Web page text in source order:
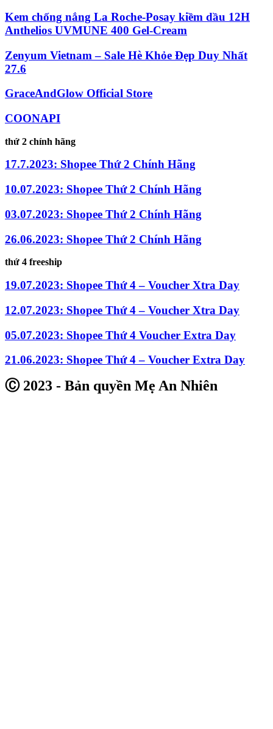
Kem chống nắng La Roche-Posay kiềm dầu 12H
Anthelios UVMUNE 400 Gel-Cream
Zenyum Vietnam – Sale Hè Khỏe Đẹp Duy Nhất
27.6
GraceAndGlow Official Store
COONAPI
thứ 2 chính hãng
17.7.2023: Shopee Thứ 2 Chính Hãng
10.07.2023: Shopee Thứ 2 Chính Hãng
03.07.2023: Shopee Thứ 2 Chính Hãng
26.06.2023: Shopee Thứ 2 Chính Hãng
thứ 4 freeship
19.07.2023: Shopee Thứ 4 – Voucher Xtra Day
12.07.2023: Shopee Thứ 4 – Voucher Xtra Day
05.07.2023: Shopee Thứ 4 Voucher Extra Day
21.06.2023: Shopee Thứ 4 – Voucher Extra Day
Ⓒ 2023 - Bản quyền Mẹ An Nhiên